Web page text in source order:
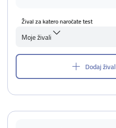
Žival za katero naročate test
Moje živali
Dodaj žival